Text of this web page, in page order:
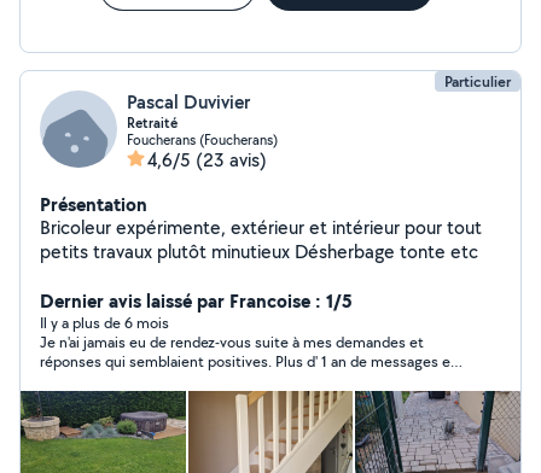
Particulier
Pascal Duvivier
Retraité
Foucherans (Foucherans)
4,6/5 (23 avis)
Présentation
Bricoleur expérimente, extérieur et intérieur pour tout
petits travaux plutôt minutieux Désherbage tonte etc
Dernier avis laissé par Francoise : 1/5
Il y a plus de 6 mois
Je n'ai jamais eu de rendez-vous suite à mes demandes et
réponses qui semblaient positives. Plus d' 1 an de messages et